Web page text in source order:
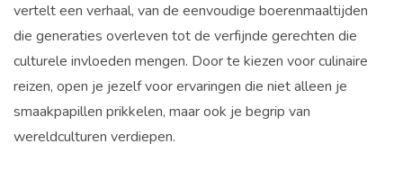
vertelt een verhaal, van de eenvoudige boerenmaaltijden
die generaties overleven tot de verfijnde gerechten die
culturele invloeden mengen. Door te kiezen voor culinaire
reizen, open je jezelf voor ervaringen die niet alleen je
smaakpapillen prikkelen, maar ook je begrip van
wereldculturen verdiepen.